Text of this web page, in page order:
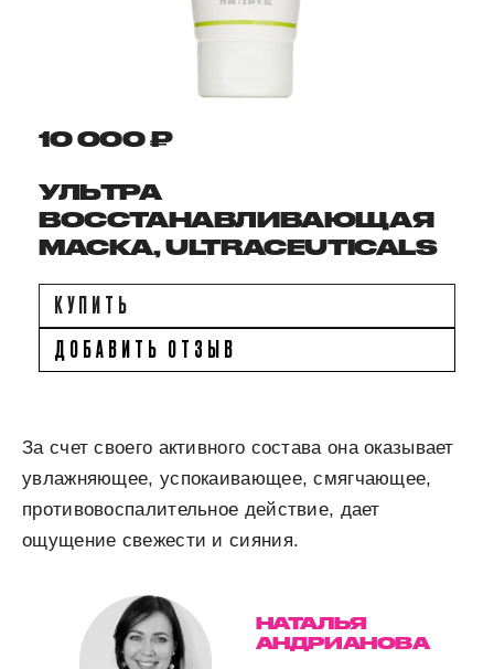
10 000 ₽
УЛЬТРА
ВОССТАНАВЛИВАЮЩАЯ
МАСКА, ULTRACEUTICALS
КУПИТЬ
ДОБАВИТЬ ОТЗЫВ
За счет своего активного состава она оказывает
увлажняющее, успокаивающее, смягчающее,
противовоспалительное действие, дает
ощущение свежести и сияния.
НАТАЛЬЯ
АНДРИАНОВА